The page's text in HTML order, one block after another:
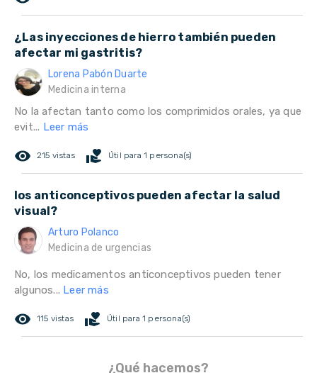
¿Las inyecciones de hierro también pueden
afectar mi gastritis?
Lorena Pabón Duarte
Medicina interna
No la afectan tanto como los comprimidos orales, ya que
evit... Leer más
remove_red_eye 215 vistas volunteer_activism Útil para 1 persona(s)
los anticonceptivos pueden afectar la salud
visual?
Arturo Polanco
Medicina de urgencias
No, los medicamentos anticonceptivos pueden tener
algunos... Leer más
remove_red_eye 115 vistas volunteer_activism Útil para 1 persona(s)
¿Qué hacemos?